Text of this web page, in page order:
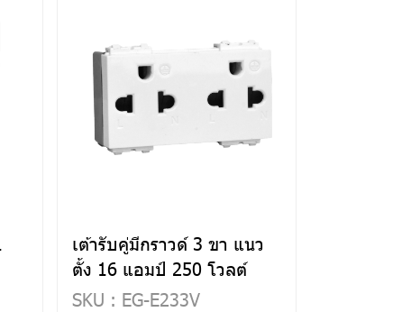
เต้ารับคู่มีกราวด์ 3 ขา แนว
ตั้ง 16 แอมป์ 250 โวลต์
SKU : EG-E233V